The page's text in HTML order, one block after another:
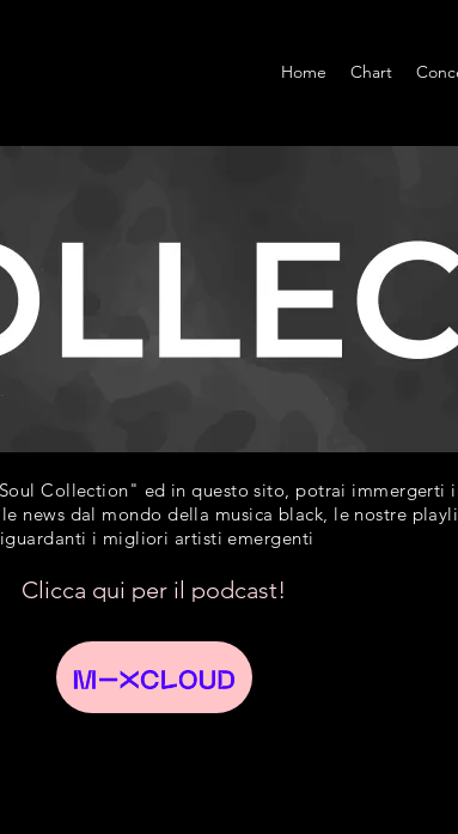
Home Chart
Collection" ed in questo sito, potrai immergerti
news dal mondo della musica black, le nostre
i migliori artisti emergenti
Clicca qui per il podcast!